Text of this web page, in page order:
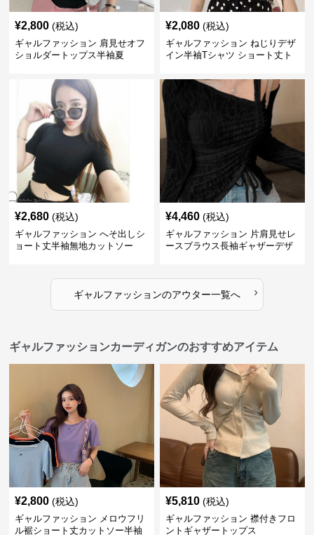
¥2,800 (税込)
ギャルファッション 肩見せオフ
ショルダートップス半袖夏
¥2,080 (税込)
ギャルファッション ねじりデザ
イン半袖Tシャツ ショート丈ト
¥2,680 (税込)
ギャルファッション へそ出しシ
ョート丈半袖無地カットソー
¥4,460 (税込)
ギャルファッション 片肩見せレ
ースブラウス長袖ギャザーデザ
ギャルファッションのアウター一覧へ ›
ギャルファッションカーディガンのおすすめアイテム
¥2,800 (税込)
ギャルファッション メロウフリ
ル裾ショート丈カットソー半袖
¥5,810 (税込)
ギャルファッション 襟付きフロ
ントギャザートップス